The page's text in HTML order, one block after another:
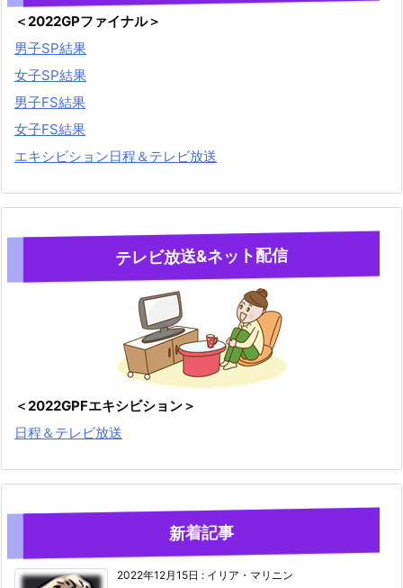
＜2022GPファイナル＞
男子SP結果
女子SP結果
男子FS結果
女子FS結果
エキシビション日程＆テレビ放送
テレビ放送&ネット配信
＜2022GPFエキシビション＞
日程＆テレビ放送
新着記事
2022年12月15日 : イリア・マリニン